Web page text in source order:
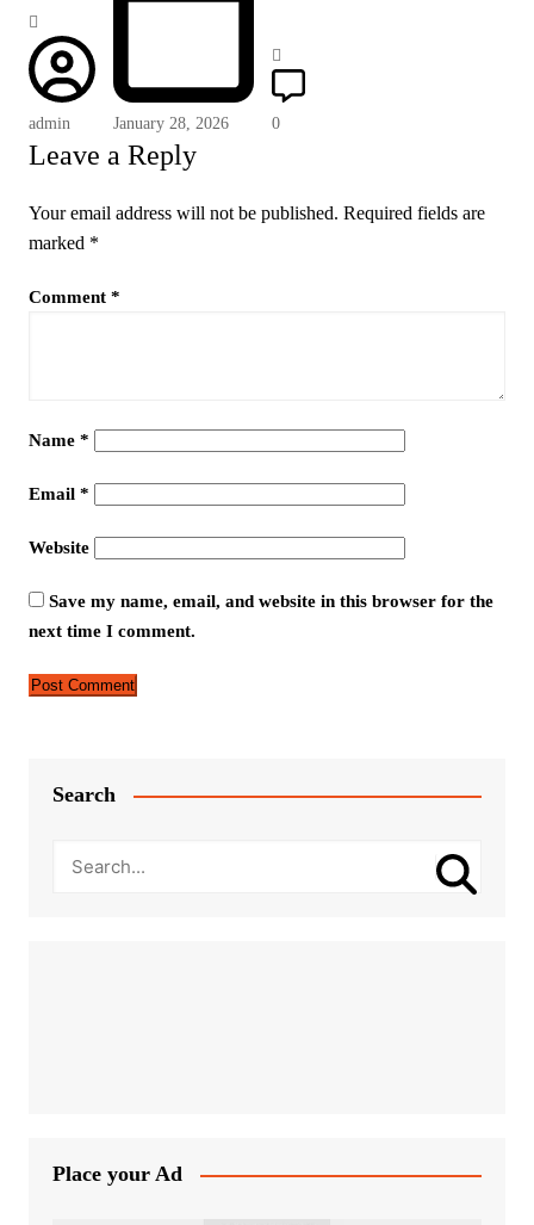
admin January 28, 2026 0
Leave a Reply
Your email address will not be published. Required fields are
marked *
Comment *
Name *
Email *
Website
Save my name, email, and website in this browser for the
next time I comment.
Search
Place your Ad